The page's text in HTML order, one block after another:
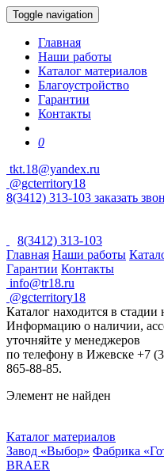
Toggle navigation
Главная
Наши работы
Каталог материалов
Благоустройство
Гарантии
Контакты
0
tkt.18@yandex.ru
@gcterritory18
8(3412) 313-103 заказать
8(3412) 313-103
Главная Наши работы
Гарантии Контакты
info@tr18.ru
@gcterritory18
Каталог находится в стадии
Информацию о наличии,
уточняйте у менеджеров
по телефону в Ижевске +7
865-88-85.
Элемент не найден
Каталог материалов
Завод «Выбор» Фабрика
BRAER